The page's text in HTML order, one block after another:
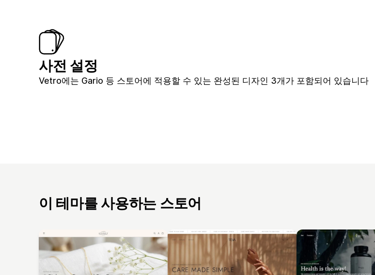
사전 설정
Vetro에는 Gario 등 스토어에 적용할 수 있는 완성된 디자인 3개가 포함되어 있습니다
이 테마를 사용하는 스토어